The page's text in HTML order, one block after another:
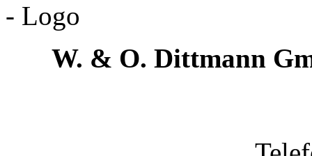
W. & O. Dittmann